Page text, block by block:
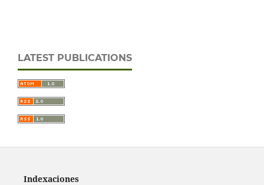
LATEST PUBLICATIONS
Indexaciones